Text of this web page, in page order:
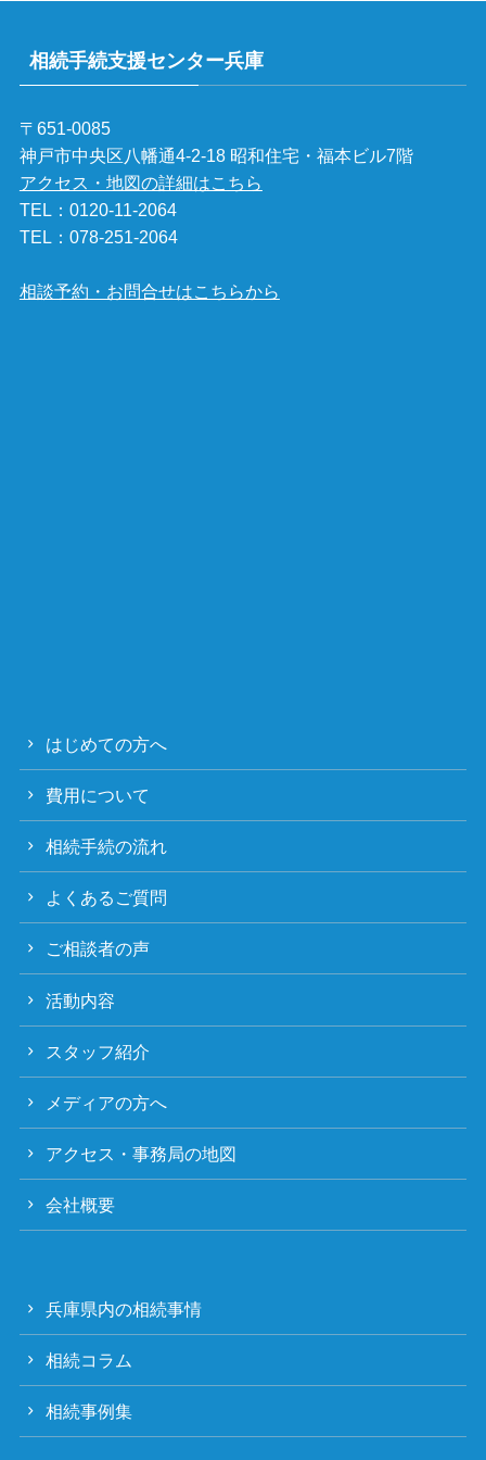
相続手続支援センター兵庫
〒651-0085
神戸市中央区八幡通4-2-18 昭和住宅・福本ビル7階
アクセス・地図の詳細はこちら
TEL： 0120-11-2064
TEL： 078-251-2064
相談予約・お問合せはこちらから
はじめての方へ
費用について
相続手続の流れ
よくあるご質問
ご相談者の声
活動内容
スタッフ紹介
メディアの方へ
アクセス・事務局の地図
会社概要
兵庫県内の相続事情
相続コラム
相続事例集